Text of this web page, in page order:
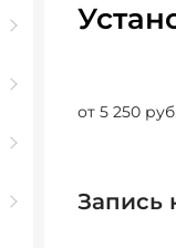
от 5 250 руб.
Запись